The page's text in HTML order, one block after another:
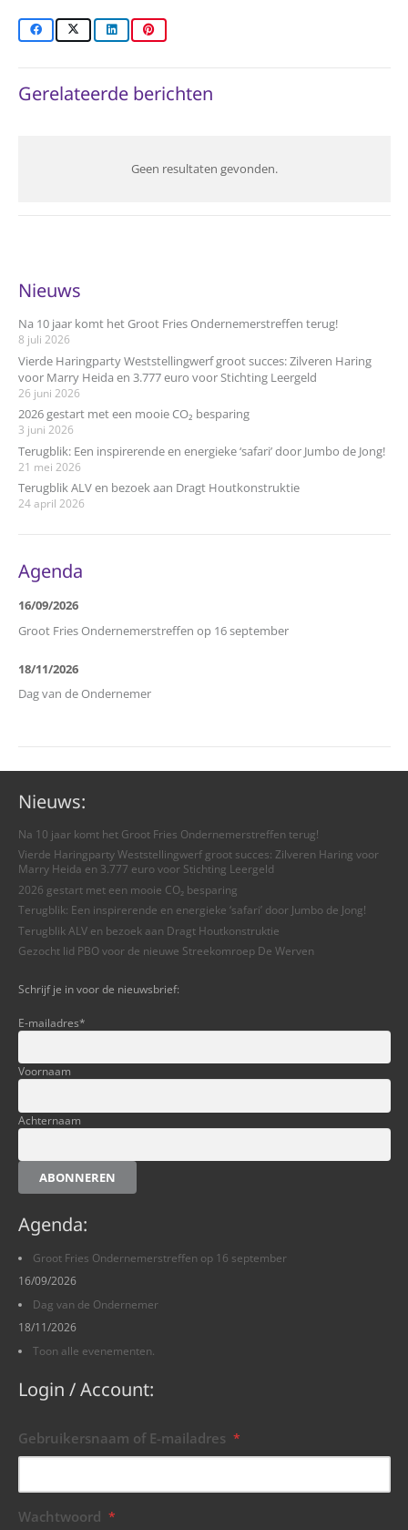
Gerelateerde berichten
Geen resultaten gevonden.
Nieuws
Na 10 jaar komt het Groot Fries Ondernemerstreffen terug!
8 juli 2026
Vierde Haringparty Weststellingwerf groot succes: Zilveren Haring
voor Marry Heida en 3.777 euro voor Stichting Leergeld
26 juni 2026
2026 gestart met een mooie CO₂ besparing
3 juni 2026
Terugblik: Een inspirerende en energieke ‘safari’ door Jumbo de Jong!
21 mei 2026
Terugblik ALV en bezoek aan Dragt Houtkonstruktie
24 april 2026
Agenda
16/09/2026
Groot Fries Ondernemerstreffen op 16 september
18/11/2026
Dag van de Ondernemer
Nieuws:
Na 10 jaar komt het Groot Fries Ondernemerstreffen terug!
Vierde Haringparty Weststellingwerf groot succes: Zilveren Haring voor
Marry Heida en 3.777 euro voor Stichting Leergeld
2026 gestart met een mooie CO₂ besparing
Terugblik: Een inspirerende en energieke ‘safari’ door Jumbo de Jong!
Terugblik ALV en bezoek aan Dragt Houtkonstruktie
Gezocht lid PBO voor de nieuwe Streekomroep De Werven
Schrijf je in voor de nieuwsbrief:
E-mailadres*
Voornaam
Achternaam
ABONNEREN
Agenda:
Groot Fries Ondernemerstreffen op 16 september
16/09/2026
Dag van de Ondernemer
18/11/2026
Toon alle evenementen.
Login / Account:
Gebruikersnaam of E-mailadres *
Wachtwoord *